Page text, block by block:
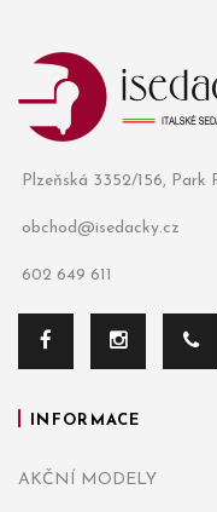
Plzeňská 3352/156,
obchod@isedacky.cz
602 649 611
INFORMACE
AKČNÍ MODELY